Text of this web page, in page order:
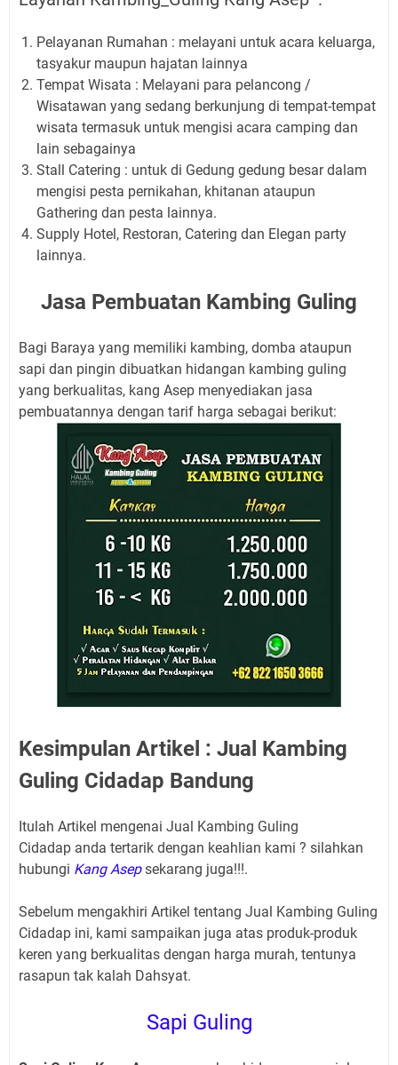
Pelayanan Rumahan : melayani untuk acara keluarga,
tasyakur maupun hajatan lainnya
Tempat Wisata : Melayani para pelancong /
Wisatawan yang sedang berkunjung di tempat-tempat
wisata termasuk untuk mengisi acara camping dan
lain sebagainya
Stall Catering : untuk di Gedung gedung besar dalam
mengisi pesta pernikahan, khitanan ataupun
Gathering dan pesta lainnya.
Supply Hotel, Restoran, Catering dan Elegan party
lainnya.
Jasa Pembuatan Kambing Guling
Bagi Baraya yang memiliki kambing, domba ataupun
sapi dan pingin dibuatkan hidangan kambing guling
yang berkualitas, kang Asep menyediakan jasa
pembuatannya dengan tarif harga sebagai berikut:
Kesimpulan Artikel : Jual Kambing
Guling Cidadap Bandung
Itulah Artikel mengenai Jual Kambing Guling
Cidadap anda tertarik dengan keahlian kami ? silahkan
hubungi Kang Asepsekarang juga!!!.
Sebelum mengakhiri Artikel tentang Jual Kambing Guling
Cidadap ini, kami sampaikan juga atas produk-produk
keren yang berkualitas dengan harga murah, tentunya
rasapun tak kalah Dahsyat.
Sapi Guling